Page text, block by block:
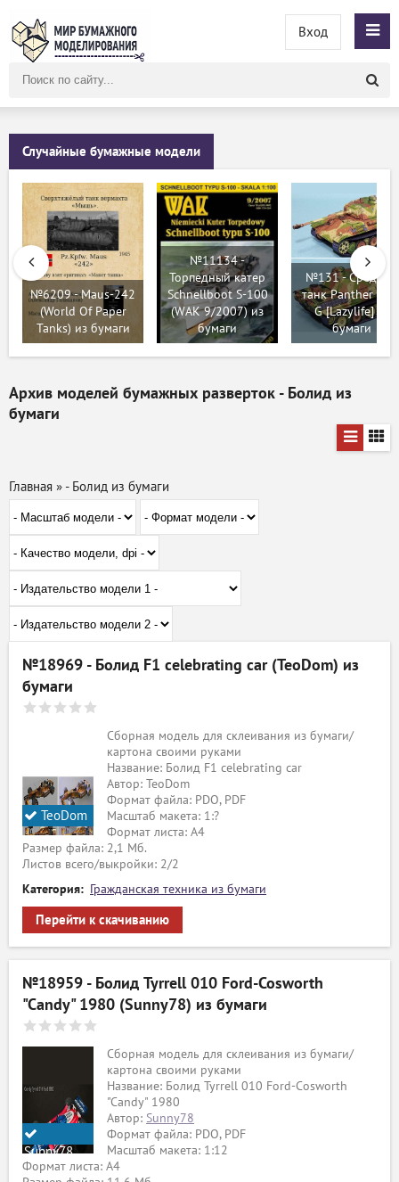
сайту
Вход
Случайные бумажные модели
№6209 - Maus-242
(World Of Paper
Tanks) из бумаги
№11134 -
Торпедный катер
Schnellboot S-100
(WAK 9/2007) из
бумаги
№131 - Средний
танк Panther
G [Lazylife] из
бумаги
Архив моделей бумажных разверток - Болид из
бумаги
Главная »- Болид из бумаги
№18969 - Болид F1 celebrating car (TeoDom) из
бумаги
TeoDom
Сборная модель для склеивания из бумаги/
картона своими руками
Название: Болид F1 celebrating car
Автор: TeoDom
Формат файла: PDO, PDF
Масштаб макета: 1:?
Формат листа: А4
Размер файла: 2,1 Мб.
Листов всего/выкройки: 2/2
Категория: Гражданская техника из бумаги
Перейти к скачиванию
№18959 - Болид Tyrrell 010 Ford-Cosworth
"Candy" 1980 (Sunny78) из бумаги
Sunny78
Сборная модель для склеивания из бумаги/
картона своими руками
Название: Болид Tyrrell 010 Ford-Cosworth
"Candy" 1980
Автор: Sunny78
Формат файла: PDO, PDF
Масштаб макета: 1:12
Формат листа: А4